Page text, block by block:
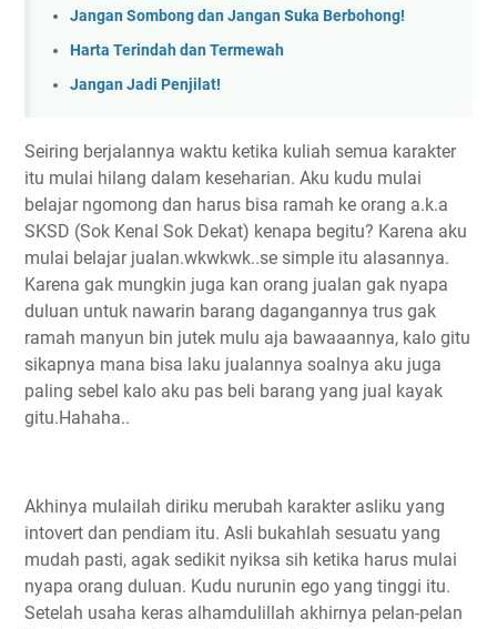
Jangan Sombong dan Jangan Suka Berbohong!
Harta Terindah dan Termewah
Jangan Jadi Penjilat!
Seiring berjalannya waktu ketika kuliah semua karakter
itu mulai hilang dalam keseharian. Aku kudu mulai
belajar ngomong dan harus bisa ramah ke orang a.k.a
SKSD (Sok Kenal Sok Dekat) kenapa begitu? Karena aku
mulai belajar jualan.wkwkwk..se simple itu alasannya.
Karena gak mungkin juga kan orang jualan gak nyapa
duluan untuk nawarin barang dagangannya trus gak
ramah manyun bin jutek mulu aja bawaaannya, kalo gitu
sikapnya mana bisa laku jualannya soalnya aku juga
paling sebel kalo aku pas beli barang yang jual kayak
gitu.Hahaha..
Akhinya mulailah diriku merubah karakter asliku yang
intovert dan pendiam itu. Asli bukahlah sesuatu yang
mudah pasti, agak sedikit nyiksa sih ketika harus mulai
nyapa orang duluan. Kudu nurunin ego yang tinggi itu.
Setelah usaha keras alhamdulillah akhirnya pelan-pelan